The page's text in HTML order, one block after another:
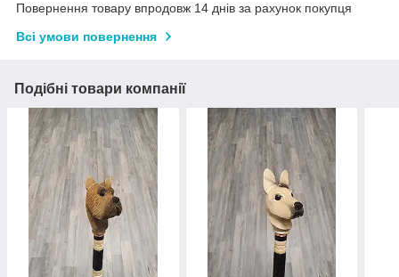
Повернення товару впродовж 14 днів за рахунок покупця
Всі умови повернення
Подібні товари компанії